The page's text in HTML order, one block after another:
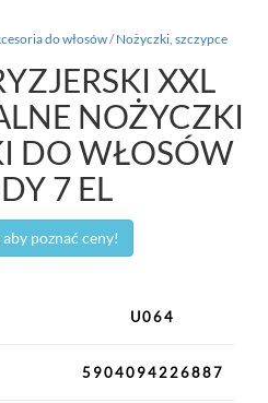
do włosów/Nożyczki, szczypce
XXL
NOŻYCZKI
DO WŁOSÓW
7 EL
poznać ceny!
U064
5904094226887